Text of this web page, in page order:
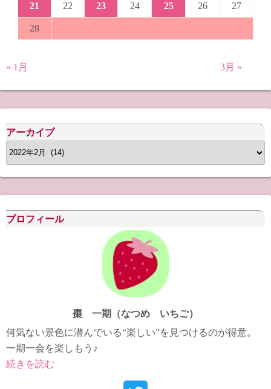
21 22 23 24 25 26 27
28
« 1月 3月 »
アーカイブ
ア
ー
カ
イ
ブ
プロフィール
棗 一期（なつめ いちご）
何気ない景色に潜んでいる“楽しい”を見つけるのが得意。
一期一会を楽しもう♪
続きを読む